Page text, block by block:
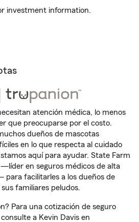
investment information.
atención médica, lo menos
que preocuparse por el costo.
dueños de mascotas
en lo que respecta al cuidado
aquí para ayudar. State Farm
en seguros médicos de alta
para facilitarles a los dueños de
familiares peludos.
Para una cotización de seguro
a Kevin Davis en